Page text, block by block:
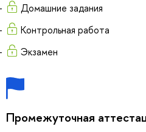
Домашние задания
Контрольная работа
Экзамен
Промежуточная